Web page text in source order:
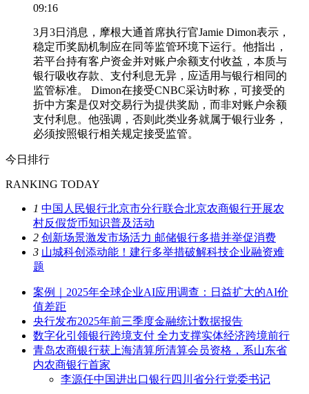
09:16
3月3日消息，摩根大通首席执行官Jamie Dimon表示，
稳定币奖励机制应在同等监管环境下运行。他指出，
若平台持有客户资金并对账户余额支付收益，本质与
银行吸收存款、支付利息无异，应适用与银行相同的
监管标准。 Dimon在接受CNBC采访时称，可接受的
折中方案是仅对交易行为提供奖励，而非对账户余额
支付利息。他强调，否则此类业务就属于银行业务，
必须按照银行相关规定接受监管。
今日排行
RANKING TODAY
1 中国人民银行北京市分行联合北京农商银行开展农
村反假货币知识普及活动
2 创新场景激发市场活力 邮储银行多措并举促消费
3 山城科创添动能！建行多举措破解科技企业融资难
题
案例｜2025年全球企业AI应用调查：日益扩大的AI价
值差距
央行发布2025年前三季度金融统计数据报告
数字化引领银行跨境支付 全力支撑实体经济跨境前行
青岛农商银行获上海清算所清算会员资格，系山东省
内农商银行首家
李源任中国进出口银行四川省分行党委书记